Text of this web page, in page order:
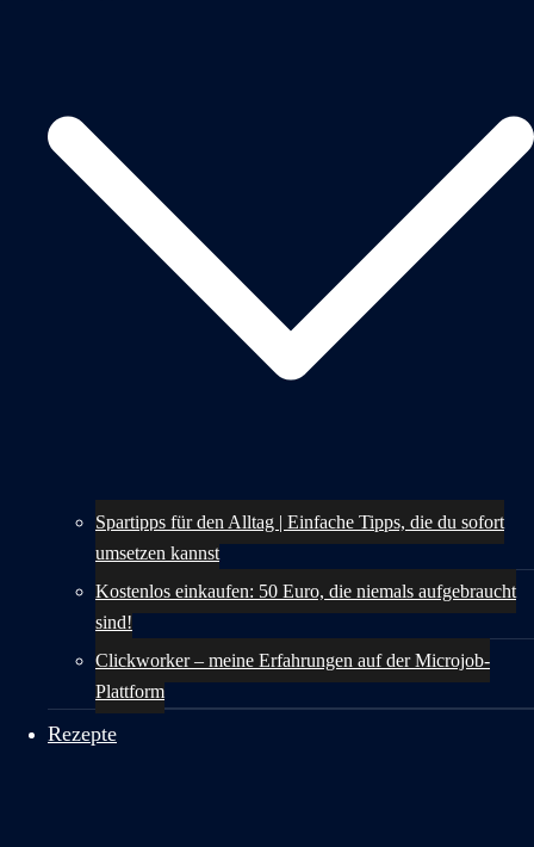
Spartipps für den Alltag | Einfache Tipps, die du sofort
umsetzen kannst
Kostenlos einkaufen: 50 Euro, die niemals aufgebraucht
sind!
Clickworker – meine Erfahrungen auf der Microjob-
Plattform
Rezepte